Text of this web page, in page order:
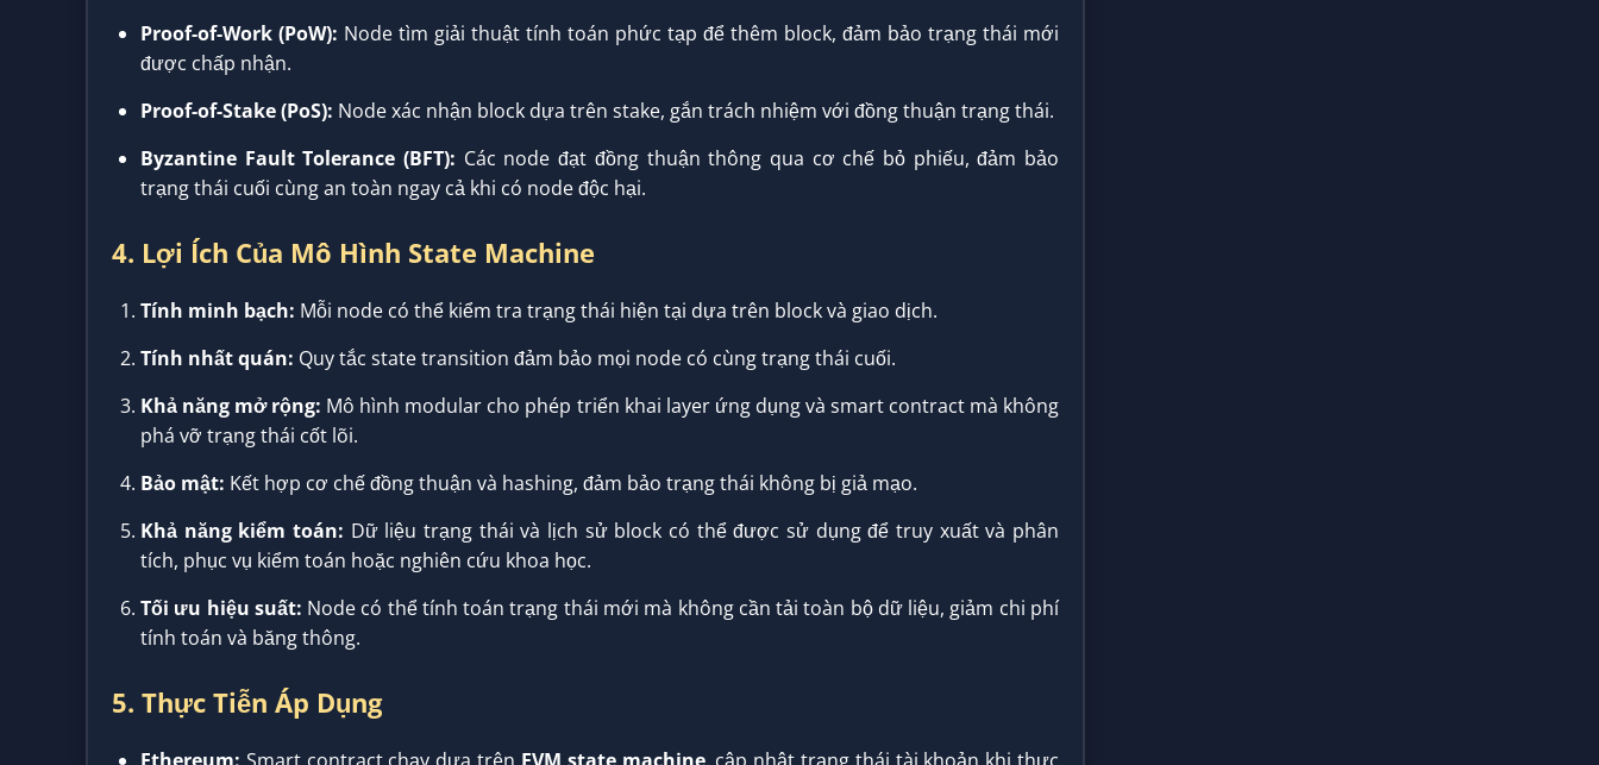
Proof-of-Work (PoW): Node tìm giải thuật tính toán phức tạp để thêm block, đảm bảo trạng thái mới
được chấp nhận.
Proof-of-Stake (PoS): Node xác nhận block dựa trên stake, gắn trách nhiệm với đồng thuận trạng thái.
Byzantine Fault Tolerance (BFT): Các node đạt đồng thuận thông qua cơ chế bỏ phiếu, đảm bảo
trạng thái cuối cùng an toàn ngay cả khi có node độc hại.
4. Lợi Ích Của Mô Hình State Machine
Tính minh bạch: Mỗi node có thể kiểm tra trạng thái hiện tại dựa trên block và giao dịch.
Tính nhất quán: Quy tắc state transition đảm bảo mọi node có cùng trạng thái cuối.
Khả năng mở rộng: Mô hình modular cho phép triển khai layer ứng dụng và smart contract mà không
phá vỡ trạng thái cốt lõi.
Bảo mật: Kết hợp cơ chế đồng thuận và hashing, đảm bảo trạng thái không bị giả mạo.
Khả năng kiểm toán: Dữ liệu trạng thái và lịch sử block có thể được sử dụng để truy xuất và phân
tích, phục vụ kiểm toán hoặc nghiên cứu khoa học.
Tối ưu hiệu suất: Node có thể tính toán trạng thái mới mà không cần tải toàn bộ dữ liệu, giảm chi phí
tính toán và băng thông.
5. Thực Tiễn Áp Dụng